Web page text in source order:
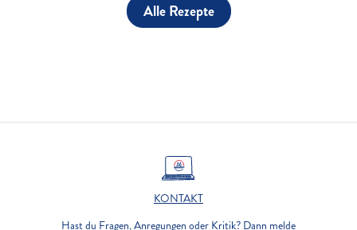
Alle Rezepte
KONTAKT
Hast du Fragen, Anregungen oder Kritik? Dann melde